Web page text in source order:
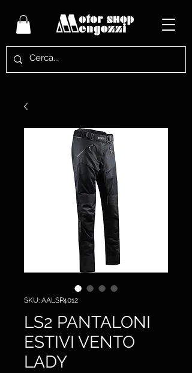
SKU: AALSP4012
LS2 PANTALONI
ESTIVI VENTO
LADY